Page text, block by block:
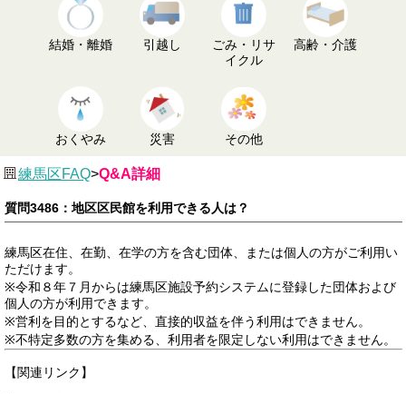
結婚・離婚 引越し
ごみ・リサ
イクル
高齢・介護
おくやみ 災害 その他
練馬区FAQ>Q&A詳細
質問3486：地区区民館を利用できる人は？
練馬区在住、在勤、在学の方を含む団体、または個人の方がご利用い
ただけます。
※令和８年７月からは練馬区施設予約システムに登録した団体および
個人の方が利用できます。
※営利を目的とするなど、直接的収益を伴う利用はできません。
※不特定多数の方を集める、利用者を限定しない利用はできません。
【関連リンク】